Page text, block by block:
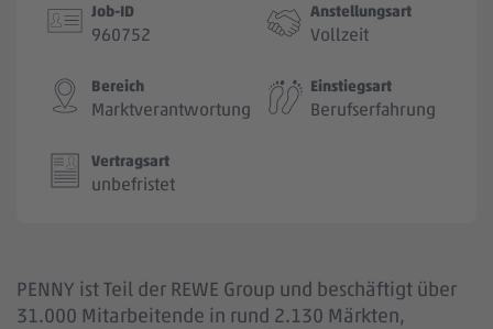
Job-ID
960752
Anstellungsart
Vollzeit
Bereich
Marktverantwortung
Einstiegsart
Berufserfahrung
Vertragsart
unbefristet
PENNY ist Teil der REWE Group und beschäftigt über
31.000 Mitarbeitende in rund 2.130 Märkten,